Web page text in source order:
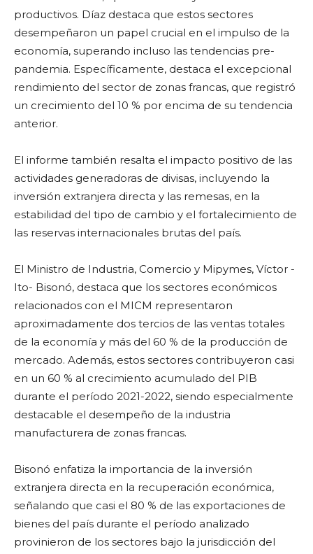
productivos. Díaz destaca que estos sectores
desempeñaron un papel crucial en el impulso de la
economía, superando incluso las tendencias pre-
pandemia. Específicamente, destaca el excepcional
rendimiento del sector de zonas francas, que registró
un crecimiento del 10 % por encima de su tendencia
anterior.
El informe también resalta el impacto positivo de las
actividades generadoras de divisas, incluyendo la
inversión extranjera directa y las remesas, en la
estabilidad del tipo de cambio y el fortalecimiento de
las reservas internacionales brutas del país.
El Ministro de Industria, Comercio y Mipymes, Víctor -
Ito- Bisonó, destaca que los sectores económicos
relacionados con el MICM representaron
aproximadamente dos tercios de las ventas totales
de la economía y más del 60 % de la producción de
mercado. Además, estos sectores contribuyeron casi
en un 60 % al crecimiento acumulado del PIB
durante el período 2021-2022, siendo especialmente
destacable el desempeño de la industria
manufacturera de zonas francas.
Bisonó enfatiza la importancia de la inversión
extranjera directa en la recuperación económica,
señalando que casi el 80 % de las exportaciones de
bienes del país durante el período analizado
provinieron de los sectores bajo la jurisdicción del